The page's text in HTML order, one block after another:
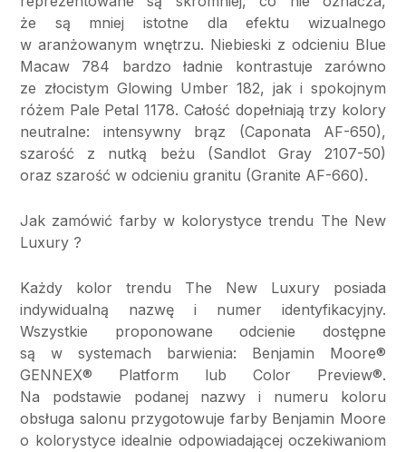
że są mniej istotne dla efektu wizualnego
w aranżowanym wnętrzu. Niebieski z odcieniu Blue
Macaw 784 bardzo ładnie kontrastuje zarówno
ze złocistym Glowing Umber 182, jak i spokojnym
różem Pale Petal 1178. Całość dopełniają trzy kolory
neutralne: intensywny brąz (Caponata AF-650),
szarość z nutką beżu (Sandlot Gray 2107-50)
oraz szarość w odcieniu granitu (Granite AF-660).
Jak zamówić farby w kolorystyce trendu The New
Luxury ?
Każdy kolor trendu The New Luxury posiada
indywidualną nazwę i numer identyfikacyjny.
Wszystkie proponowane odcienie dostępne
są w systemach barwienia: Benjamin Moore®
GENNEX® Platform lub Color Preview®.
Na podstawie podanej nazwy i numeru koloru
obsługa salonu przygotowuje farby Benjamin Moore
o kolorystyce idealnie odpowiadającej oczekiwaniom